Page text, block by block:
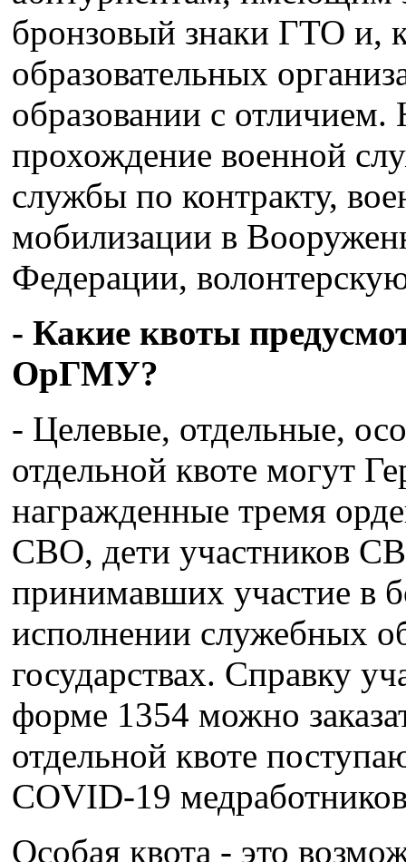
бронзовый знаки ГТО и,
образовательных
образовании с
прохождение военной
службы по контракту,
мобилизации в
Федерации,
- Какие квоты
ОрГМУ?
- Целевые, отдельные,
отдельной квоте могут
награжденные тремя
СВО, дети участников
принимавших участие в
исполнении служебных
государствах. Справку
форме 1354 можно
отдельной квоте
COVID-19
Особая квота - это